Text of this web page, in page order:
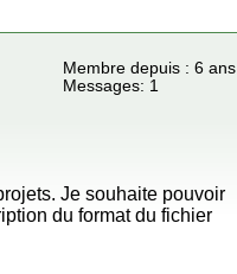
Membre depuis : 6 ans
Messages: 1
Je souhaite pouvoir
du format du fichier